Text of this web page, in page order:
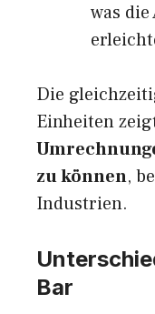
was
Die
Einheiten
zu können,
Industrien.
Bar